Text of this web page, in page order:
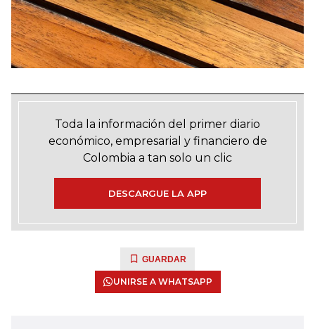
Toda la información del primer diario
económico, empresarial y financiero de
Colombia a tan solo un clic
DESCARGUE LA APP
GUARDAR
UNIRSE A WHATSAPP